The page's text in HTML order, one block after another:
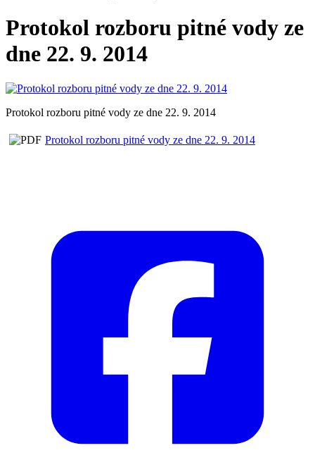
Protokol rozboru pitné vody ze
dne 22. 9. 2014
Protokol rozboru pitné vody ze dne 22. 9. 2014
Protokol rozboru pitné vody ze dne 22. 9. 2014